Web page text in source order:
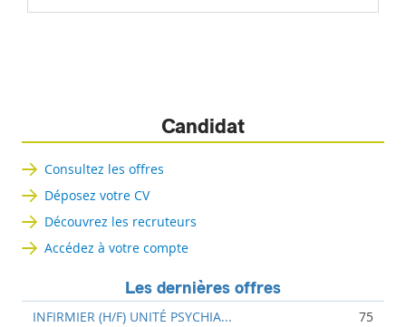
Candidat
Consultez les offres
Déposez votre CV
Découvrez les recruteurs
Accédez à votre compte
Les dernières offres
INFIRMIER (H/F) UNITÉ PSYCHIA...
75